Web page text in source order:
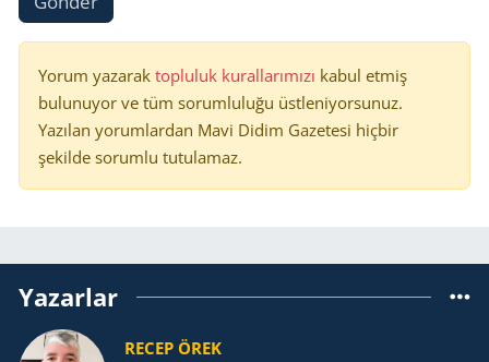
Yorum yazarak topluluk kurallarımızı kabul etmiş
bulunuyor ve tüm sorumluluğu üstleniyorsunuz.
Yazılan yorumlardan Mavi Didim Gazetesi hiçbir
şekilde sorumlu tutulamaz.
Yazarlar
RECEP ÖREK